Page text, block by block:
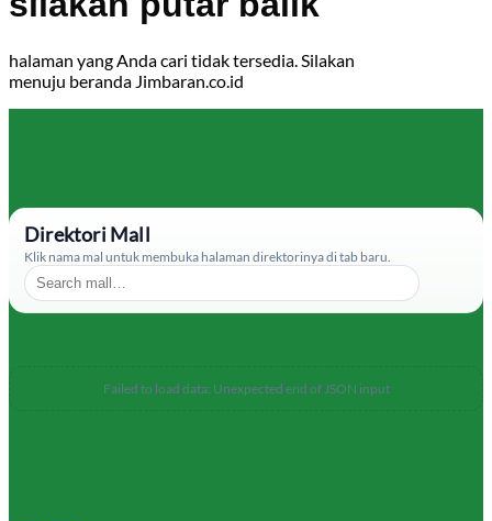
halaman yang Anda cari tidak tersedia. Silakan
menuju beranda Jimbaran.co.id
Direktori Mall
Klik nama mal untuk membuka halaman direktorinya di tab baru.
Failed to load data: Unexpected end of JSON input